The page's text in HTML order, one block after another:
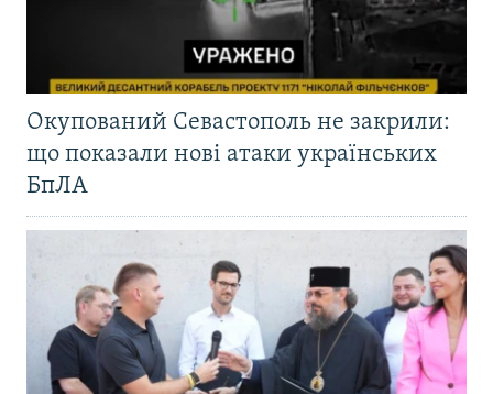
Окупований Севастополь не закрили:
що показали нові атаки українських
БпЛА